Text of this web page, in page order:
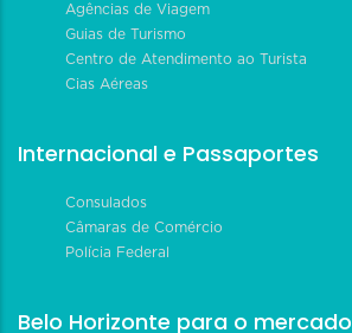
Agências de Viagem
Guias de Turismo
Centro de Atendimento ao Turista
Cias Aéreas
Internacional e Passaportes
Consulados
Câmaras de Comércio
Polícia Federal
Belo Horizonte para o mercado